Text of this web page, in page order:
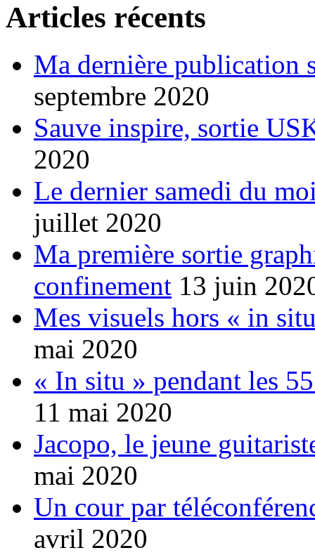
Articles récents
Ma dernière publication
septembre 2020
Sauve inspire, sortie
2020
Le dernier samedi du
juillet 2020
Ma première sortie
confinement 13 juin
Mes visuels hors « in
mai 2020
« In situ » pendant les
11 mai 2020
Jacopo, le jeune
mai 2020
Un cour par
avril 2020